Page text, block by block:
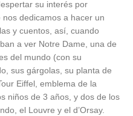
su interés por
dedicamos a hacer un
y cuentos, así, cuando
a ver Notre Dame, una de
del mundo (con su
sus gárgolas, su planta de
Eiffel, emblema de la
niños de 3 años, y dos de los
el Louvre y el d’Orsay.